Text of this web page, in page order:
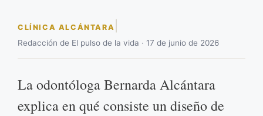
CLÍNICA ALCÁNTARA
Redacción de El pulso de la vida · 17 de junio de 2026
La odontóloga Bernarda Alcántara
explica en qué consiste un diseño de